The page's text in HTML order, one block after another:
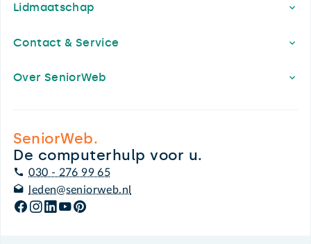
Lidmaatschap
Contact & Service
Over SeniorWeb
SeniorWeb.
De computerhulp voor u.
030 - 276 99 65
leden@seniorweb.nl